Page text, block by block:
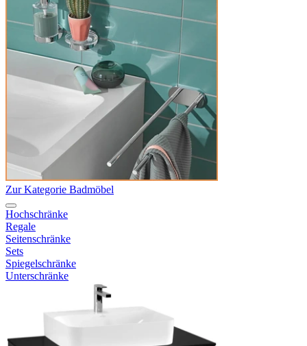
Zur Kategorie Badmöbel
Hochschränke
Regale
Seitenschränke
Sets
Spiegelschränke
Unterschränke